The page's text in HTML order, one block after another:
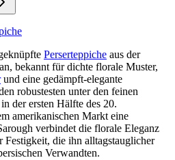
Perserteppiche aus der
bekannt für dichte florale Muster,
und eine gedämpft-elegante
robustesten unter den feinen
der ersten Hälfte des 20.
amerikanischen Markt eine
verbindet die florale Eleganz
die ihn alltagstauglicher
Verwandten.